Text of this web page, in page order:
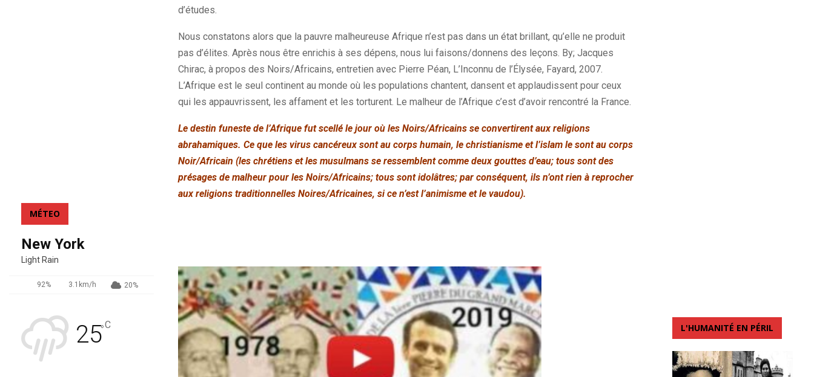
d’études.
Nous constatons alors que la pauvre malheureuse Afrique n’est pas dans un état brillant, qu’elle ne produit
pas d’élites. Après nous être enrichis à ses dépens, nous lui faisons/donnens des leçons. By; Jacques
Chirac, à propos des Noirs/Africains, entretien avec Pierre Péan, L’Inconnu de l’Élysée, Fayard, 2007.
L’Afrique est le seul continent au monde où les populations chantent, dansent et applaudissent pour ceux
qui les appauvrissent, les affament et les torturent. Le malheur de l’Afrique c’est d’avoir rencontré la France.
Le destin funeste de l’Afrique fut scellé le jour où les Noirs/Africains se convertirent aux religions
abrahamiques. Ce que les virus cancéreux sont au corps humain, le christianisme et l’islam le sont au corps
Noir/Africain (les chrétiens et les musulmans se ressemblent comme deux gouttes d’eau; tous sont des
présages de malheur pour les Noirs/Africains; tous sont idolâtres; par conséquent, ils n’ont rien à reprocher
aux religions traditionnelles Noires/Africaines, si ce n’est l’animisme et le vaudou).
MÉTEO
New York
Light Rain
92% 3.1km/h 20%
25°C L'HUMANITÉ EN PÉRIL